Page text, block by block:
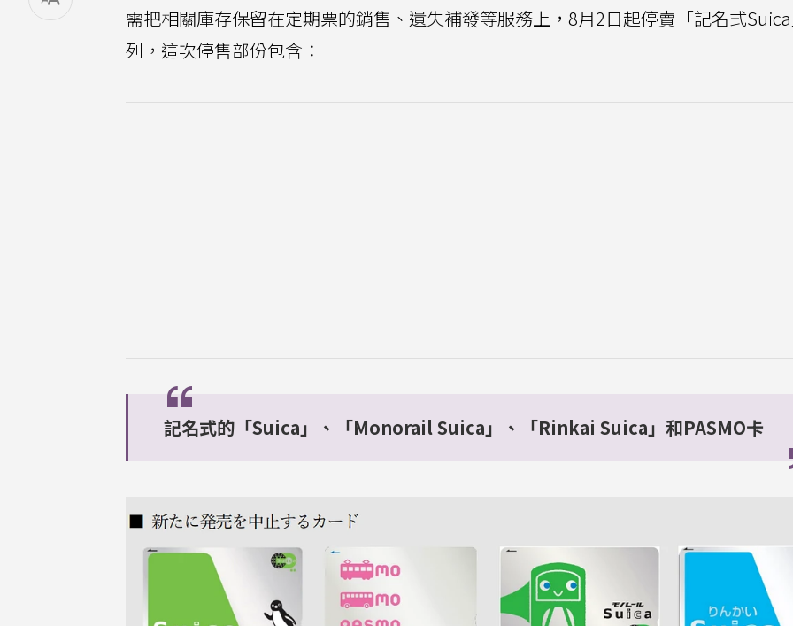
需把相關庫存保留在定期票的銷售、遺失補發等服務上，8月2日起停賣「記名式
列，這次停售部份包含：
記名式的「Suica」、「Monorail Suica」、「Rinkai Suica」和PASMO卡